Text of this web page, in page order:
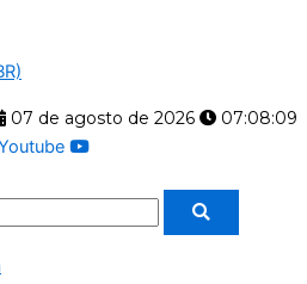
07 de agosto de 2026
07:08:10